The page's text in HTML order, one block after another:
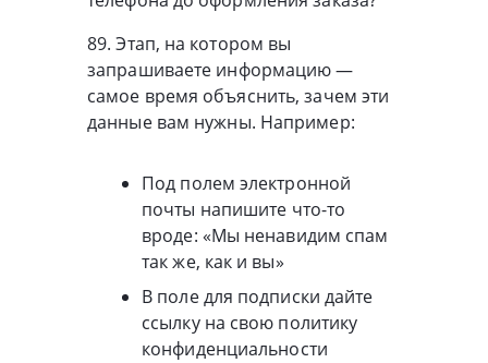
89. Этап, на котором вы
запрашиваете информацию —
самое время объяснить, зачем эти
данные вам нужны. Например:
Под полем электронной
почты напишите что-то
вроде: «Мы ненавидим спам
так же, как и вы»
В поле для подписки дайте
ссылку на свою политику
конфиденциальности